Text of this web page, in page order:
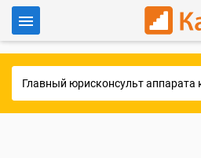
Для работодателей